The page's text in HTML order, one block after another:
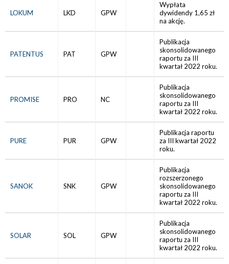
LOKUM LKD GPW
Wypłata
dywidendy 1,65 zł
na akcję.
PATENTUS PAT GPW
Publikacja
skonsolidowanego
raportu za III
kwartał 2022 roku.
PROMISE PRO NC
Publikacja
skonsolidowanego
raportu za III
kwartał 2022 roku.
PURE PUR GPW
Publikacja raportu
za III kwartał 2022
roku.
SANOK SNK GPW
Publikacja
rozszerzonego
skonsolidowanego
raportu za III
kwartał 2022 roku.
SOLAR SOL GPW
Publikacja
skonsolidowanego
raportu za III
kwartał 2022 roku.